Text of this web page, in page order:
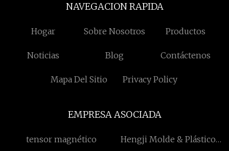
NAVEGACION RAPIDA
Hogar Sobre Nosotros Productos
Noticias Blog Contáctenos
Mapa Del Sitio Privacy Policy
EMPRESA ASOCIADA
tensor magnético
Hengji Molde & Plástico